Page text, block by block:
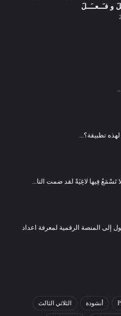
و فـَــعــَــلَ
تطبيقة؟...
إلى المنصة الرقمية لمعرفة اعداد
أنشودة الثلاثي الثالث